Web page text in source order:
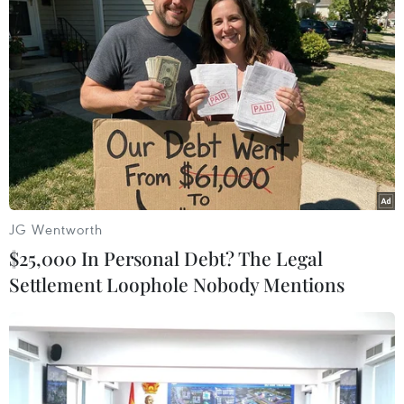
nhà của các địa phương.
AFP/TTXVN)
Nhưng ngay cả con số này cũng ít hơn nhiều so
với những gì cần thiết. Một số nhà phân tích
JG Wentworth
$25,000 In Personal Debt? The Legal
Settlement Loophole Nobody Mentions